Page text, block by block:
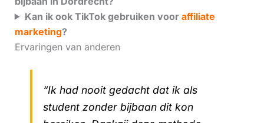
Kan ik ook TikTok gebruiken voor affiliate
marketing?
Ervaringen van anderen
“Ik had nooit gedacht dat ik als
student zonder bijbaan dit kon